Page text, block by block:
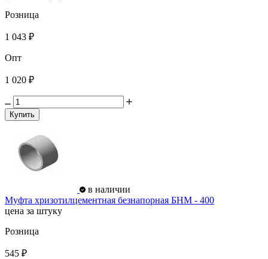
Розница
1 043 ₽
Опт
1 020 ₽
Купить
в наличии
Муфта хризотилцементная безнапорная БНМ - 400
цена за штуку
Розница
545 ₽